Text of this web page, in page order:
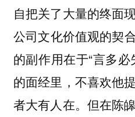
自把关了大量的终面
公司文化价值观的
的副作用在于“言多
的面经里，不喜欢他
者大有人在。但在陈